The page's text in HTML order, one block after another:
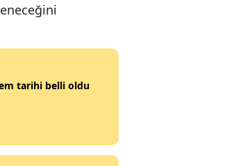
tarihi belli oldu